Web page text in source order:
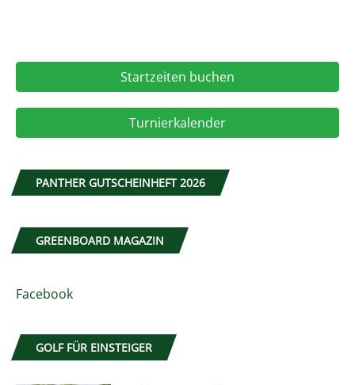
Startzeiten buchen
Turnierkalender
PANTHER GUTSCHEINHEFT 2026
GREENBOARD MAGAZIN
Facebook
GOLF FÜR EINSTEIGER